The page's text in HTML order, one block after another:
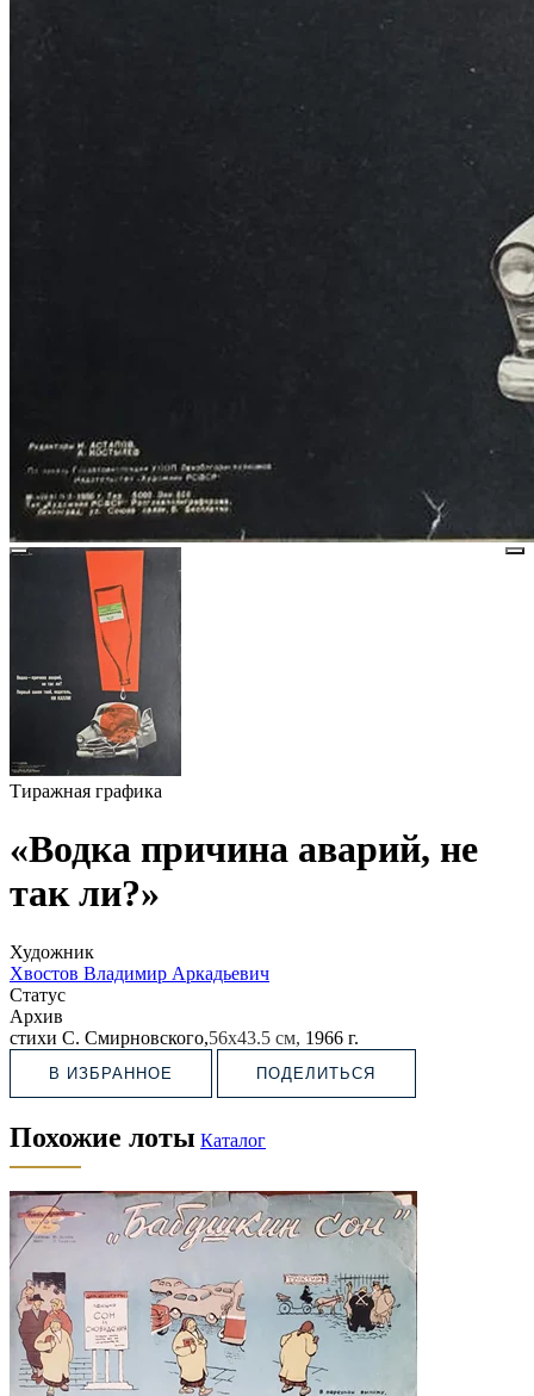
Тиражная графика
«Водка причина аварий, не
так ли?»
Художник
Хвостов Владимир Аркадьевич
Статус
Архив
стихи С. Смирновского,56х43.5 см, 1966 г.
В ИЗБРАННОЕ ПОДЕЛИТЬСЯ
Похожие лоты Каталог